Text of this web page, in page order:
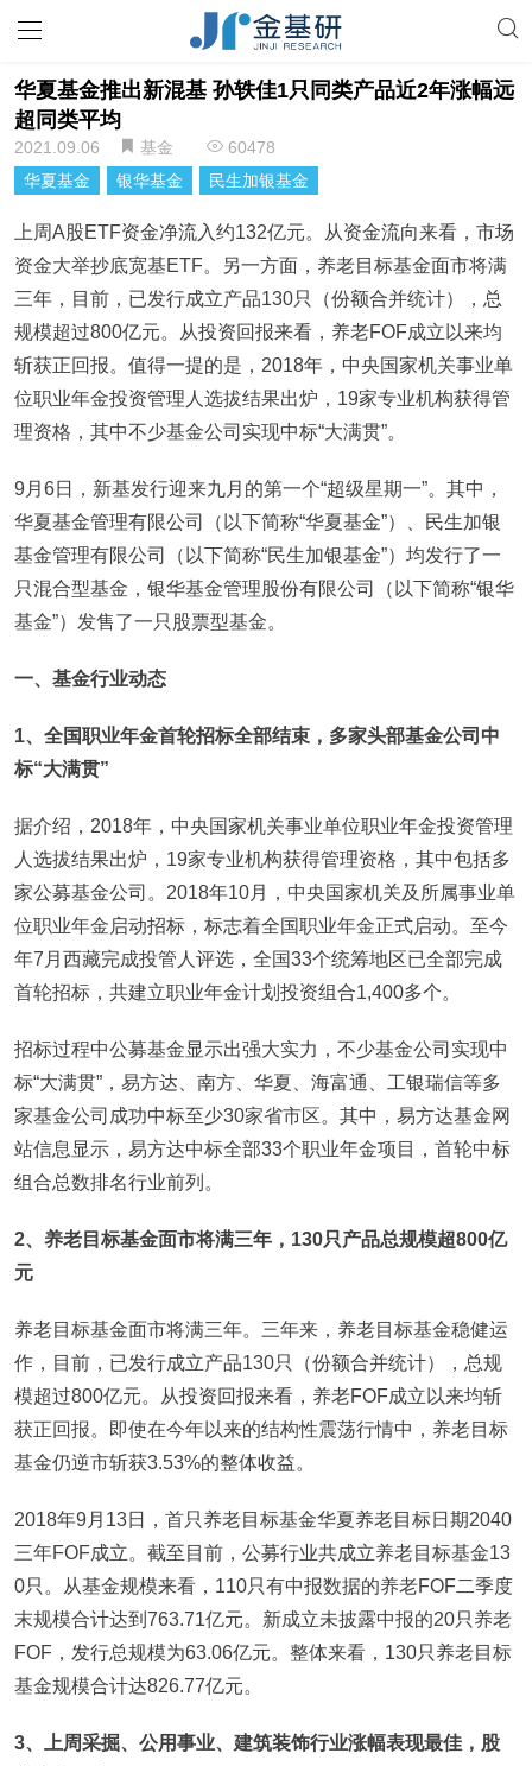
华夏基金推出新混基 孙轶佳1只同类产品近2年涨幅远
超同类平均
2021.09.06 基金
60478
华夏基金
银华基金 民生加银基金
上周A股ETF资金净流入约132亿元。从资金流向来看，市场
资金大举抄底宽基ETF。另一方面，养老目标基金面市将满
三年，目前，已发行成立产品130只（份额合并统计），总
规模超过800亿元。从投资回报来看，养老FOF成立以来均
斩获正回报。值得一提的是，2018年，中央国家机关事业单
位职业年金投资管理人选拔结果出炉，19家专业机构获得管
理资格，其中不少基金公司实现中标“大满贯”。
9月6日，新基发行迎来九月的第一个“超级星期一”。其中，
华夏基金管理有限公司（以下简称“华夏基金”）、民生加银
基金管理有限公司（以下简称“民生加银基金”）均发行了一
只混合型基金，银华基金管理股份有限公司（以下简称“银华
基金”）发售了一只股票型基金。
一、基金行业动态
1、全国职业年金首轮招标全部结束，多家头部基金公司中
标“大满贯”
据介绍，2018年，中央国家机关事业单位职业年金投资管理
人选拔结果出炉，19家专业机构获得管理资格，其中包括多
家公募基金公司。2018年10月，中央国家机关及所属事业单
位职业年金启动招标，标志着全国职业年金正式启动。至今
年7月西藏完成投管人评选，全国33个统筹地区已全部完成
首轮招标，共建立职业年金计划投资组合1,400多个。
招标过程中公募基金显示出强大实力，不少基金公司实现中
标“大满贯”，易方达、南方、华夏、海富通、工银瑞信等多
家基金公司成功中标至少30家省市区。其中，易方达基金网
站信息显示，易方达中标全部33个职业年金项目，首轮中标
组合总数排名行业前列。
2、养老目标基金面市将满三年，130只产品总规模超800亿
元
养老目标基金面市将满三年。三年来，养老目标基金稳健运
作，目前，已发行成立产品130只（份额合并统计），总规
模超过800亿元。从投资回报来看，养老FOF成立以来均斩
获正回报。即使在今年以来的结构性震荡行情中，养老目标
基金仍逆市斩获3.53%的整体收益。
2018年9月13日，首只养老目标基金华夏养老目标日期2040
三年FOF成立。截至目前，公募行业共成立养老目标基金13
0只。从基金规模来看，110只有中报数据的养老FOF二季度
末规模合计达到763.71亿元。新成立未披露中报的20只养老
FOF，发行总规模为63.06亿元。整体来看，130只养老目标
基金规模合计达826.77亿元。
3、上周采掘、公用事业、建筑装饰行业涨幅表现最佳，股